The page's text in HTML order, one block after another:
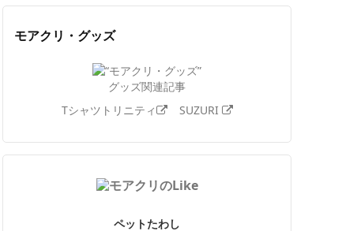
モアクリ・グッズ
グッズ関連記事
Tシャツトリニティ
SUZURI
ペットたわし